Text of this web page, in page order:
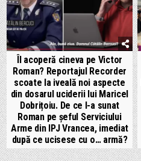
Îl acoperă cineva pe Victor
Roman? Reportajul Recorder
scoate la iveală noi aspecte
din dosarul uciderii lui Maricel
Dobrițoiu. De ce l-a sunat
Roman pe șeful Serviciului
Arme din IPJ Vrancea, imediat
după ce ucisese cu o… armă?